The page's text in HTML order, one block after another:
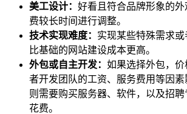
美工设计： 好看且符合品牌形象的
费较长时间进行调整。
技术实现难度： 实现某些特殊需求
比基础的网站建设成本更高。
外包或自主开发： 如果选择外包，
者开发团队的工资、服务费用等因
则需要购买服务器、软件，以及招聘
花费。